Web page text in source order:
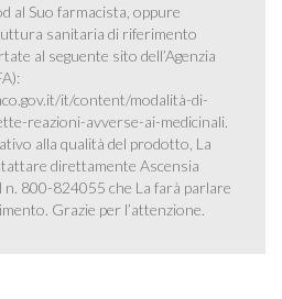
al Suo farmacista, oppure
sanitaria di riferimento
al seguente sito dell’Agenzia
it/content/modalità-di-
reazioni-avverse-ai-medicinali.
alla qualità del prodotto, La
direttamente Ascensia
800-824055 che La farà parlare
Grazie per l’attenzione.